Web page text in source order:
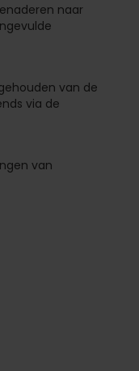
naar
van de
via de
van